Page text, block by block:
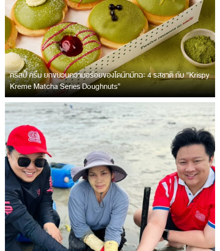
คริสปี้ ครีม ยกขบวนความอร่อยของโดนัทมัทฉะ 4 รสชาติ กับ “Krispy
Kreme Matcha Series Doughnuts”